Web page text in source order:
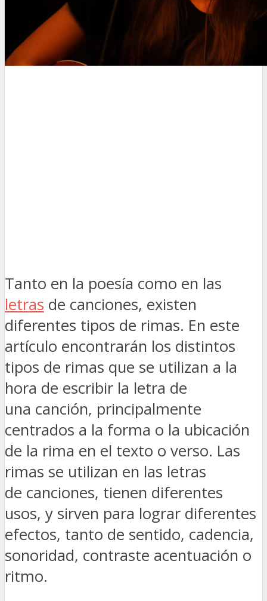
Tanto en la poesía como en las
letras de canciones, existen
diferentes tipos de rimas. En este
artículo encontrarán los distintos
tipos de rimas que se utilizan a la
hora de escribir la letra de
una canción, principalmente
centrados a la forma o la ubicación
de la rima en el texto o verso. Las
rimas se utilizan en las letras
de canciones, tienen diferentes
usos, y sirven para lograr diferentes
efectos, tanto de sentido, cadencia,
sonoridad, contraste acentuación o
ritmo.